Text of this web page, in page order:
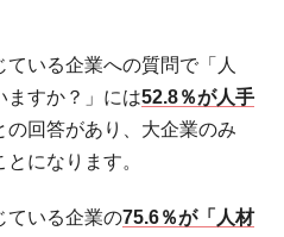
いる企業への質問で「人
ますか？」には52.8％が人手
の回答があり、大企業のみ
になります。
ている企業の75.6％が「人材